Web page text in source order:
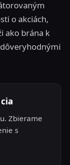
o akciách,
ako brána k
Zbierame
s